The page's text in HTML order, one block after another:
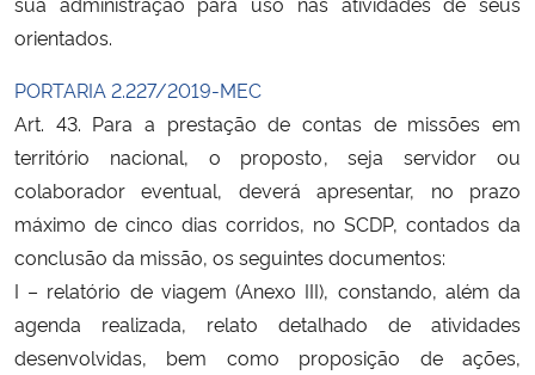
orientados.
PORTARIA 2.227/2019-MEC
Art. 43. Para a prestação de contas de missões em
território nacional, o proposto, seja servidor ou
colaborador eventual, deverá apresentar, no prazo
máximo de cinco dias corridos, no SCDP, contados da
conclusão da missão, os seguintes documentos:
I – relatório de viagem (Anexo III), constando, além da
agenda realizada, relato detalhado de atividades
desenvolvidas, bem como proposição de ações,